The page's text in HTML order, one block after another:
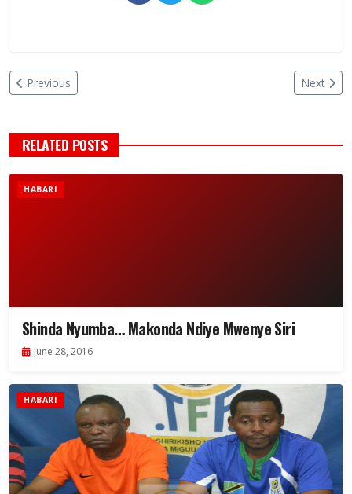
Previous Next
RELATED POSTS
HABARI
Shinda Nyumba… Makonda Ndiye Mwenye Siri
June 28, 2016
HABARI